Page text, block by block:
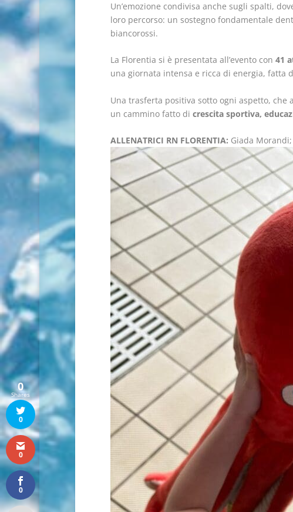
Un’emozione condivisa anche sugli spalti,
loro percorso: un sostegno fondamentale
biancorossi.
La Florentia si è presentata all’evento con 41
una giornata intensa e ricca di energia,
Una trasferta positiva sotto ogni aspetto,
un cammino fatto di crescita sportiva,
ALLENATRICI RN FLORENTIA: Giada
0
Shares
0
0
0